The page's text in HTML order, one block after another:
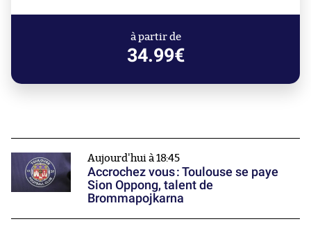
à partir de
34.99€
Aujourd'hui à 18:45
Accrochez vous : Toulouse se paye
Sion Oppong, talent de
Brommapojkarna